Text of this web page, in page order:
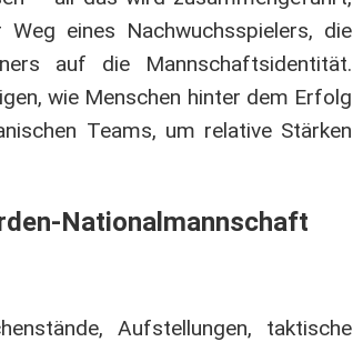
eines Nachwuchsspielers, die
auf die Mannschaftsidentität.
wie Menschen hinter dem Erfolg
Teams, um relative Stärken
Nationalmannschaft
Aufstellungen, taktische